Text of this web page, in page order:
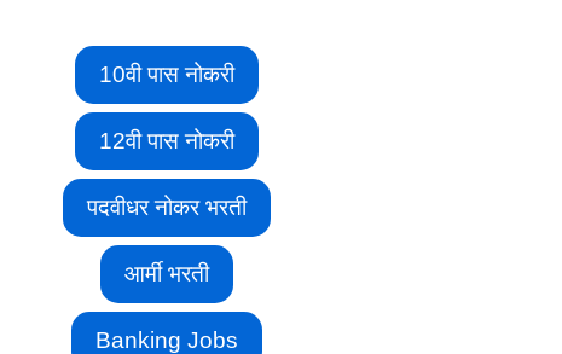
10वी पास नोकरी
12वी पास नोकरी
पदवीधर नोकर भरती
आर्मी भरती
Banking Jobs